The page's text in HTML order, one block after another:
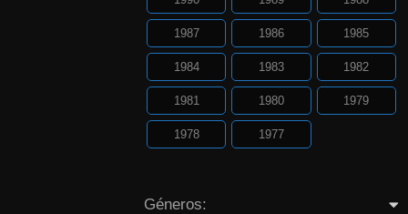
1987 1986 1985
1984 1983 1982
1981 1980 1979
1978 1977
Géneros: